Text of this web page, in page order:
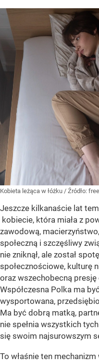
Kobieta leżąca w łóżku / Źródło:
Jeszcze kilkanaście lat
kobiecie, która miała z
zawodową,
społeczną i szczęśliwy
nie zniknął, ale został
społecznościowe, kulturę
oraz wszechobecną
Współczesna Polka ma
wysportowana,
Ma być dobrą matką,
nie spełnia wszystkich
się swoim najsurowszym
To właśnie ten